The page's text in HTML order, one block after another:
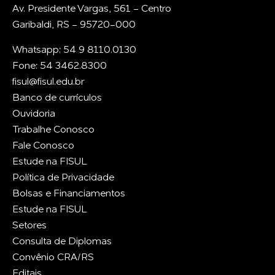
Av. Presidente Vargas, 561 - Centro
Garibaldi, RS - 95720-000
Whatsapp: 54 9 8110.0130
Fone: 54 3462.8300
fisul@fisul.edu.br
Banco de currículos
Ouvidoria
Trabalhe Conosco
Fale Conosco
Estude na FISUL
Política de Privacidade
Bolsas e Financiamentos
Estude na FISUL
Setores
Consulta de Diplomas
Convênio CRA/RS